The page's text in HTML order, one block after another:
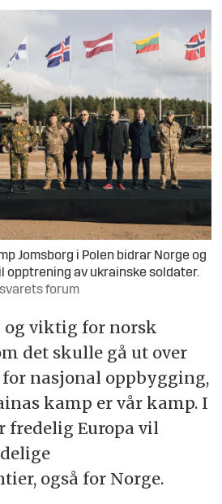
Jomsborg i Polen bidrar Norge og
opptrening av ukrainske soldater.
forum
viktig for norsk
det skulle gå ut over
nasjonal oppbygging,
kamp er vår kamp. I
fredelig Europa vil
også for Norge.